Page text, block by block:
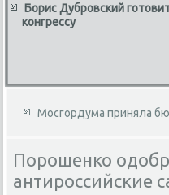
Борис Дубровский
конгрессу
Мосгордума приняла
Порошенко
антироссийские